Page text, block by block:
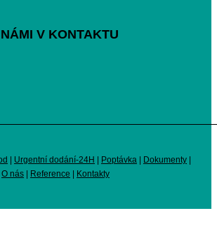
V KONTAKTU
| Urgentní dodání-24H | Poptávka | Dokumenty |
O nás | Reference | Kontakty